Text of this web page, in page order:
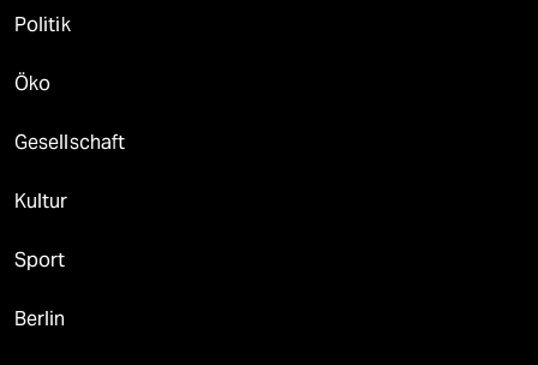
Politik
Öko
Gesellschaft
Kultur
Sport
Berlin